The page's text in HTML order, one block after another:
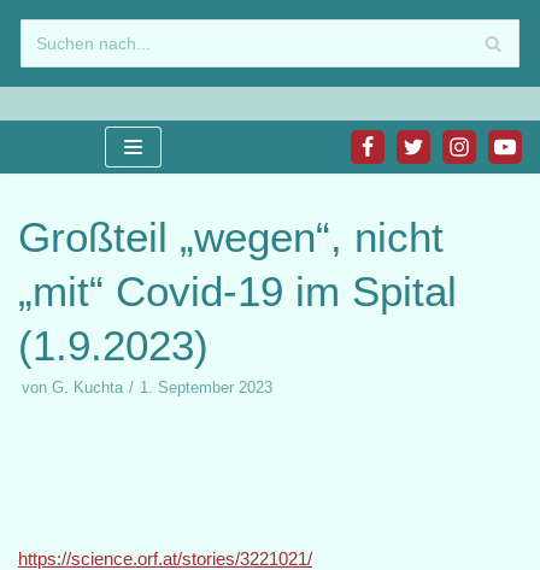
Zum
Inhalt
springen
Großteil „wegen“, nicht
„mit“ Covid-19 im Spital
(1.9.2023)
von G. Kuchta 1. September 2023
https://science.orf.at/stories/3221021/